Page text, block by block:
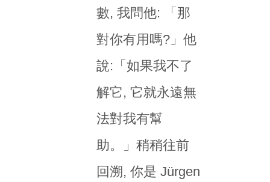
數, 我問他: 「那
對你有用嗎?」他
說:「如果我不了
解它, 它就永遠無
法對我有幫
助。」稍稍往前
回溯, 你是 Jürgen